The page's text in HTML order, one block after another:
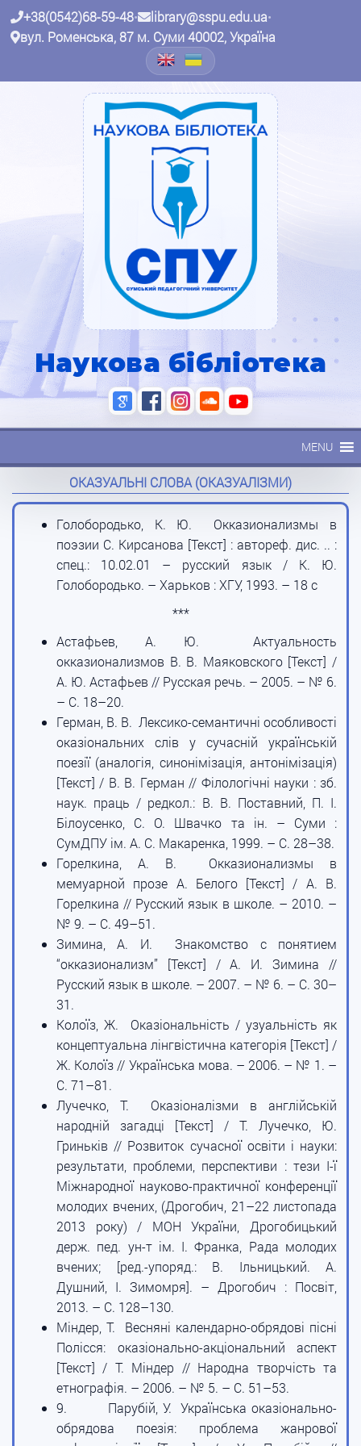
+38(0542)68-59-48• library@sspu.edu.ua•
вул. Роменська, 87 м. Суми 40002, Україна
Наукова бібліотека
MENU
ОКАЗУАЛЬНІ СЛОВА (ОКАЗУАЛІЗМИ)
Голобородько, К. Ю. Окказионализмы в
поэзии С. Кирсанова [Текст] : автореф. дис. .. :
спец.: 10.02.01 – русский язык / К. Ю.
Голобородько. – Харьков : ХГУ, 1993. – 18 с
***
Астафьев, А. Ю. Актуальность
окказионализмов В. В. Маяковского [Текст] /
А. Ю. Астафьев // Русская речь. – 2005. – № 6.
– С. 18–20.
Герман, В. В. Лексико-семантичні особливості
оказіональних слів у сучасній українській
поезії (аналогія, синонімізація, антонімізація)
[Текст] / В. В. Герман // Філологічні науки : зб.
наук. праць / редкол.: В. В. Поставний, П. І.
Білоусенко, С. О. Швачко та ін. – Суми :
СумДПУ ім. А. С. Макаренка, 1999. – С. 28–38.
Горелкина, А. В. Окказионализмы в
мемуарной прозе А. Белого [Текст] / А. В.
Горелкина // Русский язык в школе. – 2010. –
№ 9. – С. 49–51.
Зимина, А. И. Знакомство с понятием
“окказионализм” [Текст] / А. И. Зимина //
Русский язык в школе. – 2007. – № 6. – С. 30–
31.
Колоїз, Ж. Оказіональність / узуальність як
концептуальна лінгвістична категорія [Текст] /
Ж. Колоїз // Українська мова. – 2006. – № 1. –
С. 71–81.
Лучечко, Т. Оказіоналізми в англійській
народній загадці [Текст] / Т. Лучечко, Ю.
Гриньків // Розвиток сучасної освіти і науки:
результати, проблеми, перспективи : тези I-ї
Міжнародної науково-практичної конференції
молодих вчених, (Дрогобич, 21–22 листопада
2013 року) / МОН України, Дрогобицький
держ. пед. ун-т ім. І. Франка, Рада молодих
вчених; [ред.-упоряд.: В. Ільницький. А.
Душний, І. Зимомря]. – Дрогобич : Посвіт,
2013. – С. 128–130.
Міндер, Т. Весняні календарно-обрядові пісні
Полісся: оказіонально-акціональний аспект
[Текст] / Т. Міндер // Народна творчість та
етнографія. – 2006. – № 5. – С. 51–53.
9. Парубій, У. Українська оказіонально-
обрядова поезія: проблема жанрової